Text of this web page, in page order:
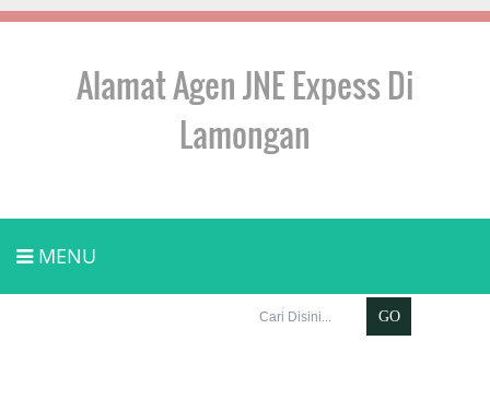
Alamat Agen JNE Expess Di
Lamongan
MENU